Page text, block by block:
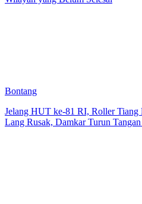
Bontang
Jelang HUT ke-81 RI, Roller Tiang
Lang Rusak, Damkar Turun